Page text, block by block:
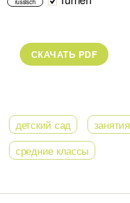
russisch
детский сад занятия
средние классы